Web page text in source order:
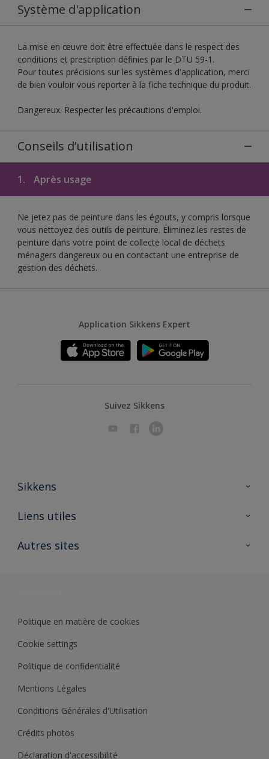
Système d'application
La mise en œuvre doit être effectuée dans le respect des
conditions et prescription définies par le DTU 59-1.
Pour toutes précisions sur les systèmes d'application, merci
de bien vouloir vous reporter à la fiche technique du produit.
Dangereux. Respecter les précautions d'emploi.
Conseils d’utilisation
1. Après usage
Ne jetez pas de peinture dans les égouts, y compris lorsque
vous nettoyez des outils de peinture. Éliminez les restes de
peinture dans votre point de collecte local de déchets
ménagers dangereux ou en contactant une entreprise de
gestion des déchets.
Application Sikkens Expert
Suivez Sikkens
Sikkens
A propos de Sikkens
Liens utiles
Ouvrir un magasin PASS
Autres sites
Politique en matière de cookies
Cookie settings
Politique de confidentialité
Mentions Légales
Conditions Générales d'Utilisation
Crédits photos
Déclaration d'accessibilité